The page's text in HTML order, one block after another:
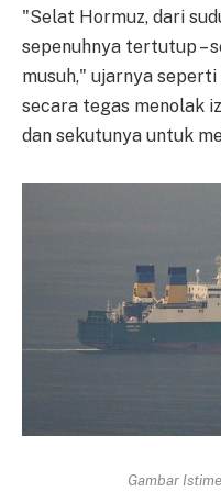
"Selat Hormuz, dari
sepenuhnya tertutup –
musuh," ujarnya
secara tegas menolak
dan sekutunya untuk
Gambar